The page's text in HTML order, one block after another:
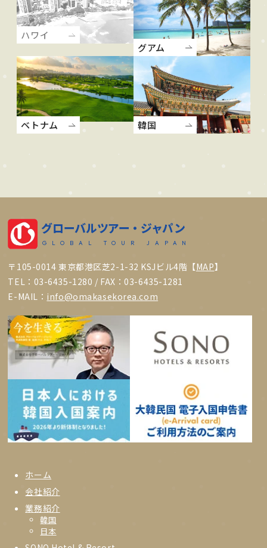
ハワイ
グアム
ベトナム 韓国
グローバルツアー・ジャパン
GLOBAL TOUR JAPAN
〒105-0014 東京都港区芝2-1-32 KSJビル4階【MAP】
TEL：03-6435-1280 / FAX：03-6435-1281
E-MAIL： info@omakasekorea.com
ホーム
会社紹介
業務紹介
韓国
日本